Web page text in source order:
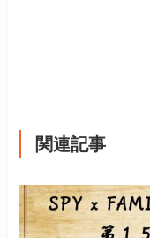
関連記事